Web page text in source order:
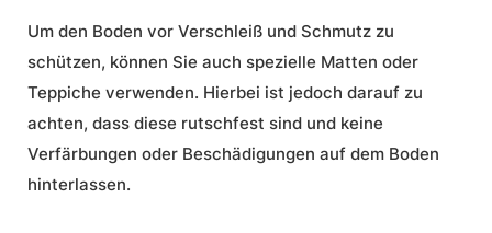
Um den Boden vor Verschleiß und Schmutz zu
schützen, können Sie auch spezielle Matten oder
Teppiche verwenden. Hierbei ist jedoch darauf zu
achten, dass diese rutschfest sind und keine
Verfärbungen oder Beschädigungen auf dem Boden
hinterlassen.